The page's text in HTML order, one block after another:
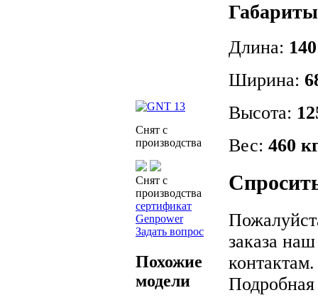
Снят с
производства
Снят с
производства
сертификат
Genpower
Задать вопрос
Похожие
модели
Длина:
Ширина:
Высота:
Вес: 460
заказа
контактам.